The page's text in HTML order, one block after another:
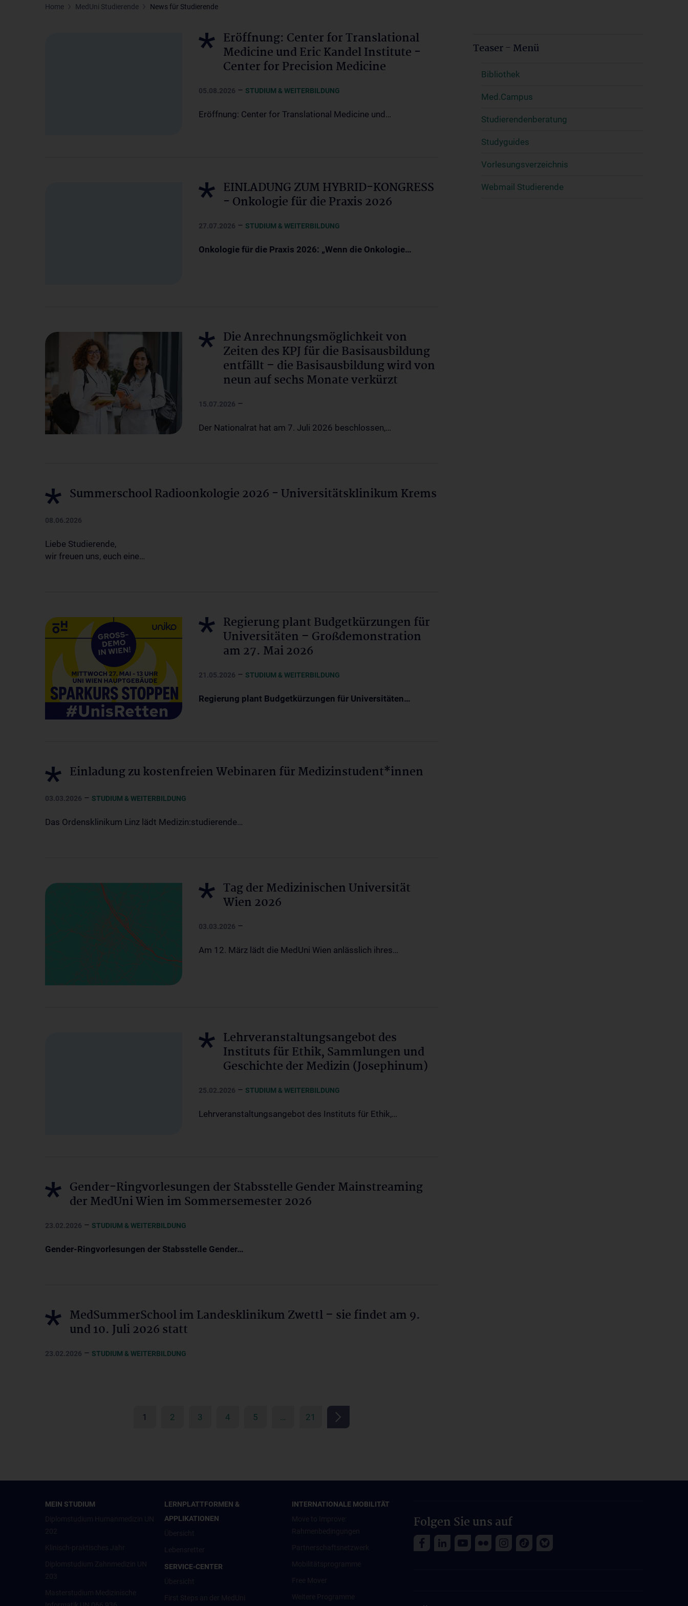
Home MedUni Studierende News für Studierende
Eröffnung: Center for Translational
Medicine und Eric Kandel Institute -
Center for Precision Medicine
05.08.2026 – STUDIUM & WEITERBILDUNG
Eröffnung: Center for Translational Medicine und…
EINLADUNG ZUM HYBRID-KONGRESS
- Onkologie für die Praxis 2026
27.07.2026 – STUDIUM & WEITERBILDUNG
Onkologie für die Praxis 2026: „Wenn die Onkologie…
Die Anrechnungsmöglichkeit von
Zeiten des KPJ für die Basisausbildung
entfällt – die Basisausbildung wird von
neun auf sechs Monate verkürzt
15.07.2026 –
Der Nationalrat hat am 7. Juli 2026 beschlossen,…
Summerschool Radioonkologie 2026 - Universitätsklinikum Krems
08.06.2026
Liebe Studierende,
wir freuen uns, euch eine…
Regierung plant Budgetkürzungen für
Universitäten – Großdemonstration
am 27. Mai 2026
21.05.2026 – STUDIUM & WEITERBILDUNG
Regierung plant Budgetkürzungen für Universitäten…
Einladung zu kostenfreien Webinaren für Medizinstudent*innen
03.03.2026 – STUDIUM & WEITERBILDUNG
Das Ordensklinikum Linz lädt Medizin:studierende…
Tag der Medizinischen Universität
Wien 2026
03.03.2026 –
Am 12. März lädt die MedUni Wien anlässlich ihres…
Lehrveranstaltungsangebot des
Instituts für Ethik, Sammlungen und
Geschichte der Medizin (Josephinum)
25.02.2026 – STUDIUM & WEITERBILDUNG
Lehrveranstaltungsangebot des Instituts für Ethik,…
Gender-Ringvorlesungen der Stabsstelle Gender Mainstreaming
der MedUni Wien im Sommersemester 2026
23.02.2026 – STUDIUM & WEITERBILDUNG
Gender-Ringvorlesungen der Stabsstelle Gender…
MedSummerSchool im Landesklinikum Zwettl – sie findet am 9.
und 10. Juli 2026 statt
23.02.2026 – STUDIUM & WEITERBILDUNG
1 2 3 4 5 … 21
Teaser - Menü
Bibliothek
Med.Campus
Studierendenberatung
Studyguides
Vorlesungsverzeichnis
Webmail Studierende
MEIN STUDIUM
LERNPLATTFORMEN &
APPLIKATIONEN
SERVICE-CENTER
INTERNATIONALE MOBILITÄT
Folgen Sie uns auf